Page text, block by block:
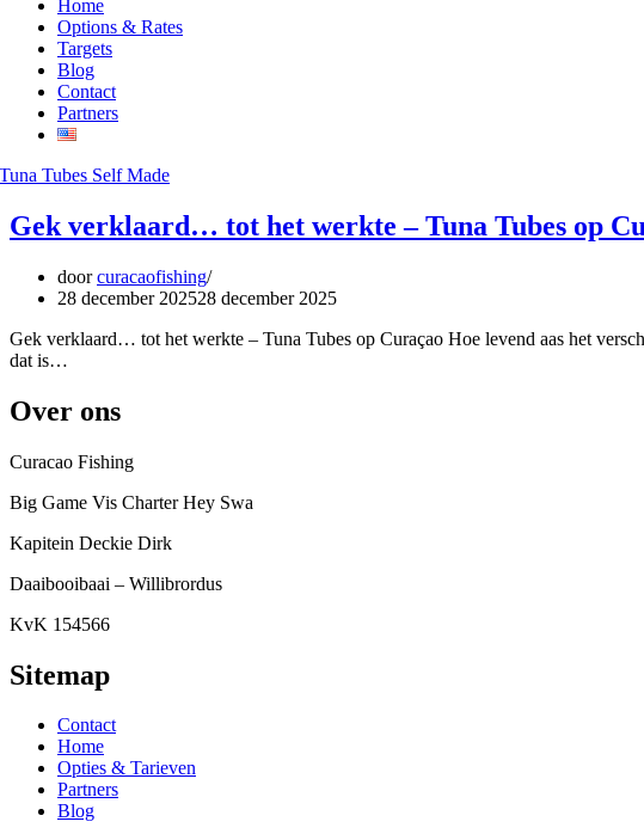
Home
Options & Rates
Targets
Blog
Contact
Partners
Gek verklaard… tot het werkte – Tuna Tubes op
doorcuracaofishing
28 december 202528 december 2025
Gek verklaard… tot het werkte – Tuna Tubes op Curaçao Hoe levend aas het
dat is…
Over ons
Curacao Fishing
Big Game Vis Charter Hey Swa
Kapitein Deckie Dirk
Daaibooibaai – Willibrordus
KvK 154566
Sitemap
Contact
Home
Opties & Tarieven
Partners
Blog